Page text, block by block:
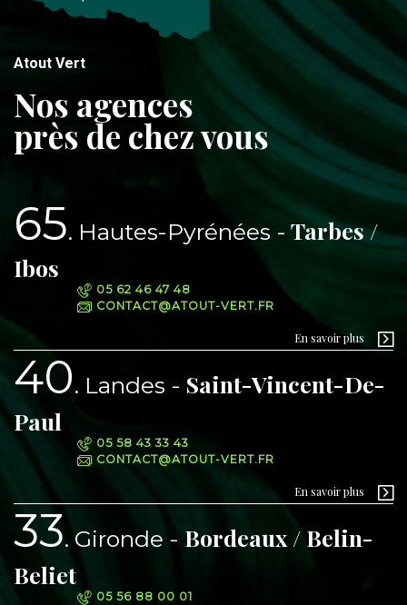
Atout Vert
Nos agences
près de chez vous
65 Hautes-Pyrénées
Tarbes /
Ibos
05 62 46 47 48
CONTACT@ATOUT-VERT.FR
En savoir plus
40 Landes
Saint-Vincent-De-
Paul
05 58 43 33 43
CONTACT@ATOUT-VERT.FR
En savoir plus
33 Gironde
Bordeaux / Belin-
Beliet
05 56 88 00 01